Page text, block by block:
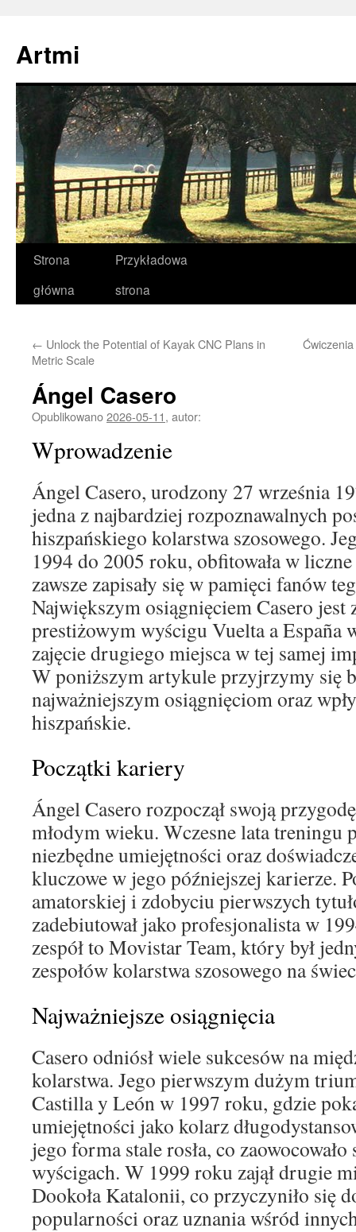
treści
Artmi
Strona
główna
Przykładowa
strona
← Unlock the Potential of Kayak CNC Plans in
Metric Scale
Ángel Casero
Opublikowano2026-05-11, autor:
Wprowadzenie
Ángel Casero, urodzony 27 września
jedna z najbardziej rozpoznawalnych
hiszpańskiego kolarstwa szosowego.
1994 do 2005 roku, obfitowała w
zawsze zapisały się w pamięci fanów
Największym osiągnięciem Casero jest
prestiżowym wyścigu Vuelta a España
zajęcie drugiego miejsca w tej samej
W poniższym artykule przyjrzymy się
najważniejszym osiągnięciom oraz
hiszpańskie.
Początki kariery
Ángel Casero rozpoczął swoją
młodym wieku. Wczesne lata treningu
niezbędne umiejętności oraz
kluczowe w jego późniejszej karierze.
amatorskiej i zdobyciu pierwszych
zadebiutował jako profesjonalista w
zespół to Movistar Team, który był
zespołów kolarstwa szosowego na
Najważniejsze osiągnięcia
Casero odniósł wiele sukcesów na
kolarstwa. Jego pierwszym dużym
Castilla y León w 1997 roku, gdzie
umiejętności jako kolarz
jego forma stale rosła, co
wyścigach. W 1999 roku zajął drugie
Dookoła Katalonii, co przyczyniło się
popularności oraz uznania wśród